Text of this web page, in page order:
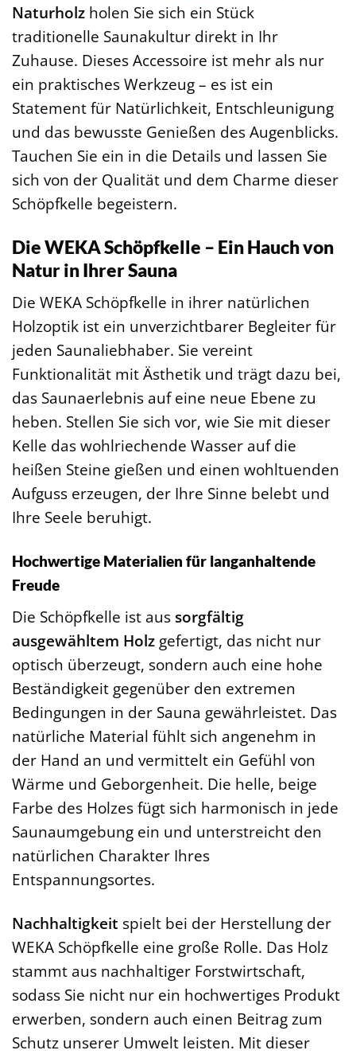
Naturholz holen Sie sich ein Stück
traditionelle Saunakultur direkt in Ihr
Zuhause. Dieses Accessoire ist mehr als nur
ein praktisches Werkzeug – es ist ein
Statement für Natürlichkeit, Entschleunigung
und das bewusste Genießen des Augenblicks.
Tauchen Sie ein in die Details und lassen Sie
sich von der Qualität und dem Charme dieser
Schöpfkelle begeistern.
Die WEKA Schöpfkelle – Ein Hauch von
Natur in Ihrer Sauna
Die WEKA Schöpfkelle in ihrer natürlichen
Holzoptik ist ein unverzichtbarer Begleiter für
jeden Saunaliebhaber. Sie vereint
Funktionalität mit Ästhetik und trägt dazu bei,
das Saunaerlebnis auf eine neue Ebene zu
heben. Stellen Sie sich vor, wie Sie mit dieser
Kelle das wohlriechende Wasser auf die
heißen Steine gießen und einen wohltuenden
Aufguss erzeugen, der Ihre Sinne belebt und
Ihre Seele beruhigt.
Hochwertige Materialien für langanhaltende
Freude
Die Schöpfkelle ist aussorgfältig
ausgewähltem Holz gefertigt, das nicht nur
optisch überzeugt, sondern auch eine hohe
Beständigkeit gegenüber den extremen
Bedingungen in der Sauna gewährleistet. Das
natürliche Material fühlt sich angenehm in
der Hand an und vermittelt ein Gefühl von
Wärme und Geborgenheit. Die helle, beige
Farbe des Holzes fügt sich harmonisch in jede
Saunaumgebung ein und unterstreicht den
natürlichen Charakter Ihres
Entspannungsortes.
Nachhaltigkeit spielt bei der Herstellung der
WEKA Schöpfkelle eine große Rolle. Das Holz
stammt aus nachhaltiger Forstwirtschaft,
sodass Sie nicht nur ein hochwertiges Produkt
erwerben, sondern auch einen Beitrag zum
Schutz unserer Umwelt leisten. Mit dieser